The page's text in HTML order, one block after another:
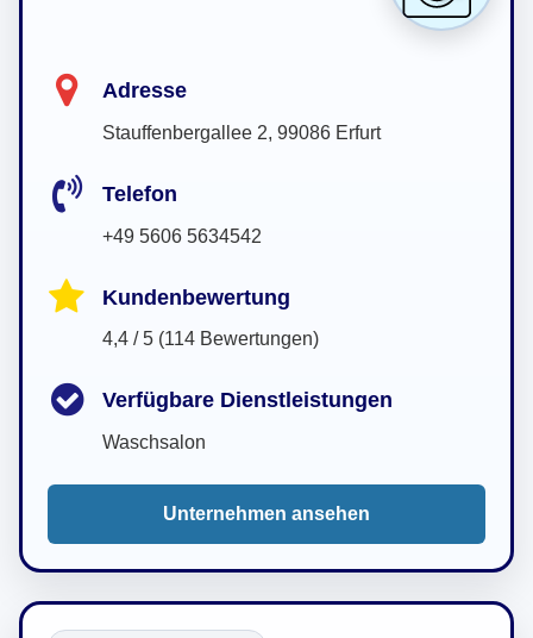
Adresse
Stauffenbergallee 2, 99086 Erfurt
Telefon
+49 5606 5634542
Kundenbewertung
4,4 / 5 (114 Bewertungen)
Verfügbare Dienstleistungen
Waschsalon
Unternehmen ansehen